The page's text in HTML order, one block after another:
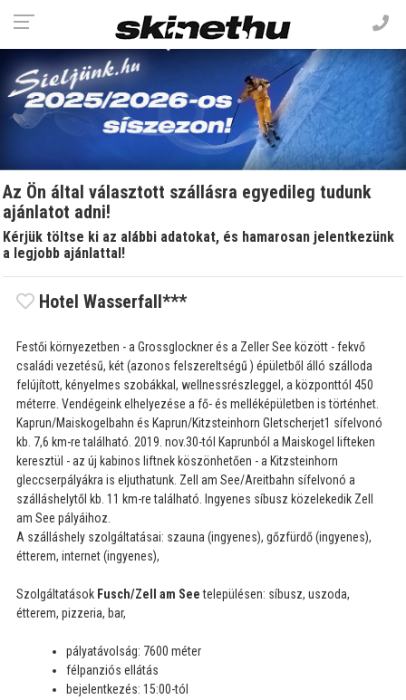
Az Ön által választott szállásra egyedileg tudunk
ajánlatot adni!
Kérjük töltse ki az alábbi adatokat, és hamarosan jelentkezünk
a legjobb ajánlattal!
Hotel Wasserfall***
Festői környezetben - a Grossglockner és a Zeller See között - fekvő
családi vezetésű, két (azonos felszereltségű ) épületből álló szálloda
felújított, kényelmes szobákkal, wellnessrészleggel, a központtól 450
méterre. Vendégeink elhelyezése a fő- és melléképületben is történhet.
Kaprun/Maiskogelbahn és Kaprun/Kitzsteinhorn Gletscherjet1 sífelvonó
kb. 7,6 km-re található. 2019. nov.30-tól Kaprunból a Maiskogel lifteken
keresztül - az új kabinos liftnek köszönhetően - a Kitzsteinhorn
gleccserpályákra is eljuthatunk. Zell am See/Areitbahn sífelvonó a
szálláshelytől kb. 11 km-re található. Ingyenes síbusz közelekedik Zell
am See pályáihoz.
A szálláshely szolgáltatásai: szauna (ingyenes), gőzfürdő (ingyenes),
étterem, internet (ingyenes),
Szolgáltatások Fusch/Zell am Seetelepülésen: síbusz, uszoda,
étterem, pizzeria, bar,
pályatávolság: 7600 méter
félpanziós ellátás
bejelentkezés: 15:00-tól